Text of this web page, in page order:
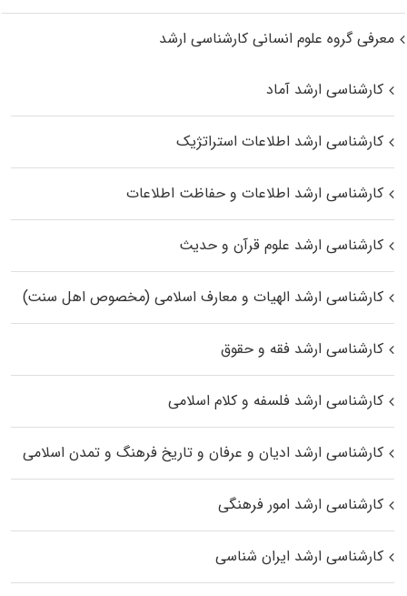
معرفی گروه علوم انسانی کارشناسی ارشد
کارشناسی ارشد آماد
کارشناسی ارشد اطلاعات استراتژیک
کارشناسی ارشد اطلاعات و حفاظت اطلاعات
کارشناسی ارشد علوم قرآن و حدیث
کارشناسی ارشد الهیات و معارف اسلامی (مخصوص اهل سنت)
کارشناسی ارشد فقه و حقوق
کارشناسی ارشد فلسفه و کلام اسلامی
کارشناسی ارشد ادیان و عرفان و تاریخ فرهنگ و تمدن اسلامی
کارشناسی ارشد امور فرهنگی
کارشناسی ارشد ایران شناسی